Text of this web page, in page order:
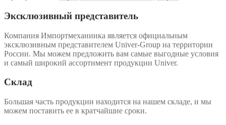
Эксклюзивный представитель
Компания Импортмеханиика является официальным
эксклюзивным представителем Univer-Group на территории
России. Мы можем предложить вам самые выгодные условия
и самый широкий ассортимент продукции Univer.
Склад
Большая часть продукции находится на нашем складе, и мы
можем поставить ее в кратчайшие сроки.